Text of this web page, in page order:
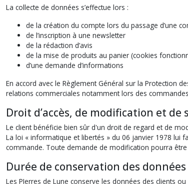
La collecte de données s’effectue lors :
de la création du compte lors du passage d’une
de l’inscription à une newsletter
de la rédaction d’avis
de la mise de produits au panier (cookies
d’une demande d’informations
En accord avec le Règlement Général sur la Protection
relations commerciales notamment lors des
Droit d’accès, de modification et de
Le client bénéficie bien sûr d'un droit de regard et de
La loi « informatique et libertés » du 06 janvier 1978 lui
commande. Toute demande de modification pourra
Durée de conservation des données
Les PIerres de Lune conserve les données des clients